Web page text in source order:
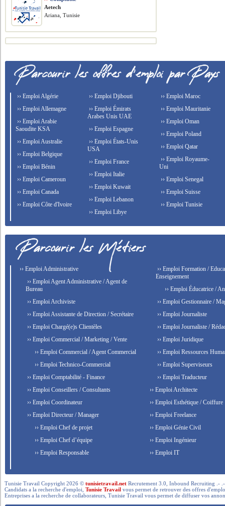
Aetech
Ariana, Tunisie
›› Emploi Algérie
›› Emploi Allemagne
›› Emploi Arabie
Saoudite KSA
›› Emploi Australie
›› Emploi Belgique
›› Emploi Bénin
›› Emploi Cameroun
›› Emploi Canada
›› Emploi Côte d'Ivoire
›› Emploi Djibouti
›› Emploi Émirats
Arabes Unis UAE
›› Emploi Espagne
›› Emploi États-Unis
USA
›› Emploi France
›› Emploi Italie
›› Emploi Kuwait
›› Emploi Lebanon
›› Emploi Libye
›› Emploi Maroc
›› Emploi Mauritanie
›› Emploi Oman
›› Emploi Poland
›› Emploi Qatar
›› Emploi Royaume-
Uni
›› Emploi Senegal
›› Emploi Suisse
›› Emploi Tunisie
›› Emploi Administrative
›› Emploi Agent Administrative / Agent de
Bureau
›› Emploi Archiviste
›› Emploi Assistante de Direction / Secrétaire
›› Emploi Chargé(e)s Clientèles
›› Emploi Commercial / Marketing / Vente
›› Emploi Commercial / Agent Commercial
›› Emploi Technico-Commercial
›› Emploi Comptabilité - Finance
›› Emploi Conseillers / Consultants
›› Emploi Coordinateur
›› Emploi Directeur / Manager
›› Emploi Chef de projet
›› Emploi Chef d’équipe
›› Emploi Responsable
›› Emploi Formation /
Enseignement
›› Emploi Éducatrice /
›› Emploi Gestionnaire /
›› Emploi Journaliste
›› Emploi Journaliste /
›› Emploi Juridique
›› Emploi Ressources
›› Emploi Superviseurs
›› Emploi Traducteur
›› Emploi Architecte
›› Emploi Esthétique / Coiffure
›› Emploi Freelance
›› Emploi Génie Civil
›› Emploi Ingénieur
›› Emploi IT
Tunisie Travail Copyright 2026 ©tunisietravail.net Recrutement 3.0, Inbound Recruiting .-
Candidats a la recherche d'emploi,Tunisie Travail vous permet de retrouver des offres
Entreprises a la recherche de collaborateurs, Tunisie Travail vous permet de diffuser vos